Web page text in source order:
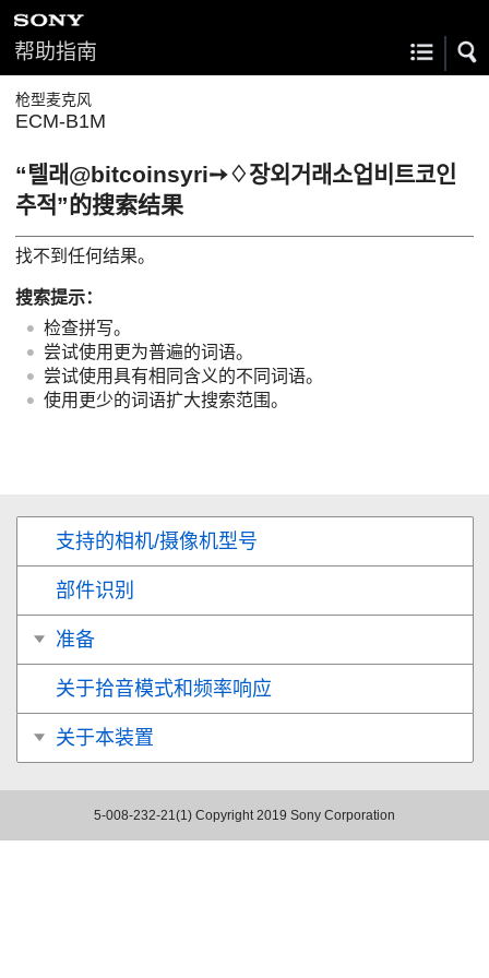
帮助指南
枪型麦克风
ECM-B1M
“텔래@bitcoinsyri➙♢장외거래소업비트코인
추적”的搜索结果
找不到任何结果。
搜索提示：
检查拼写。
尝试使用更为普遍的词语。
尝试使用具有相同含义的不同词语。
使用更少的词语扩大搜索范围。
支持的相机/摄像机型号
部件识别
准备
关于拾音模式和频率响应
关于本装置
5-008-232-21(1) Copyright 2019 Sony Corporation